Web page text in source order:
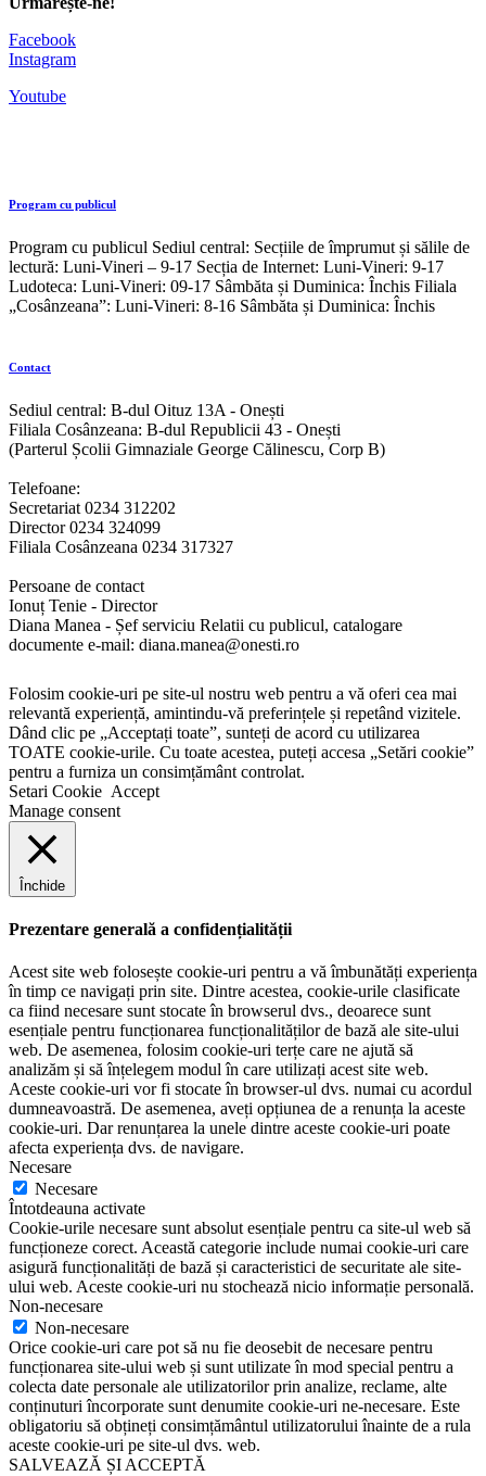
Facebook
Instagram
Youtube
Program cu publicul
Program cu publicul Sediul central: Secțiile de împrumut și sălile de
lectură: Luni-Vineri – 9-17 Secția de Internet: Luni-Vineri: 9-17
Ludoteca: Luni-Vineri: 09-17 Sâmbăta și Duminica: Închis Filiala
„Cosânzeana”: Luni-Vineri: 8-16 Sâmbăta și Duminica: Închis
Contact
Sediul central: B-dul Oituz 13A - Onești
Filiala Cosânzeana: B-dul Republicii 43 - Onești
(Parterul Școlii Gimnaziale George Călinescu, Corp B)
Telefoane:
Secretariat 0234 312202
Director 0234 324099
Filiala Cosânzeana 0234 317327
Persoane de contact
Ionuț Tenie - Director
Diana Manea - Șef serviciu Relatii cu publicul, catalogare
documente e-mail: diana.manea@onesti.ro
Folosim cookie-uri pe site-ul nostru web pentru a vă oferi cea mai
relevantă experiență, amintindu-vă preferințele și repetând vizitele.
Dând clic pe „Acceptați toate”, sunteți de acord cu utilizarea
TOATE cookie-urile. Cu toate acestea, puteți accesa „Setări cookie”
pentru a furniza un consimțământ controlat.
Setari Cookie Accept
Manage consent
Închide
Prezentare generală a confidențialității
Acest site web folosește cookie-uri pentru a vă îmbunătăți experiența
în timp ce navigați prin site. Dintre acestea, cookie-urile clasificate
ca fiind necesare sunt stocate în browserul dvs., deoarece sunt
esențiale pentru funcționarea funcționalităților de bază ale site-ului
web. De asemenea, folosim cookie-uri terțe care ne ajută să
analizăm și să înțelegem modul în care utilizați acest site web.
Aceste cookie-uri vor fi stocate în browser-ul dvs. numai cu acordul
dumneavoastră. De asemenea, aveți opțiunea de a renunța la aceste
cookie-uri. Dar renunțarea la unele dintre aceste cookie-uri poate
afecta experiența dvs. de navigare.
Necesare
Necesare
Întotdeauna activate
Cookie-urile necesare sunt absolut esențiale pentru ca site-ul web să
funcționeze corect. Această categorie include numai cookie-uri care
asigură funcționalități de bază și caracteristici de securitate ale site-
ului web. Aceste cookie-uri nu stochează nicio informație personală.
Non-necesare
Non-necesare
Orice cookie-uri care pot să nu fie deosebit de necesare pentru
funcționarea site-ului web și sunt utilizate în mod special pentru a
colecta date personale ale utilizatorilor prin analize, reclame, alte
conținuturi încorporate sunt denumite cookie-uri ne-necesare. Este
obligatoriu să obțineți consimțământul utilizatorului înainte de a rula
aceste cookie-uri pe site-ul dvs. web.
SALVEAZĂ ȘI ACCEPTĂ